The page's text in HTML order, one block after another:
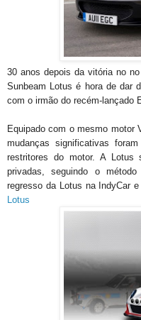
30 anos depois da vitória no
Sunbeam Lotus é hora de dar
com o irmão do recém-lançado
Equipado com o mesmo motor
mudanças significativas
restritores do motor. A Lotus
privadas, seguindo o
regresso da Lotus na IndyCar
Lotus